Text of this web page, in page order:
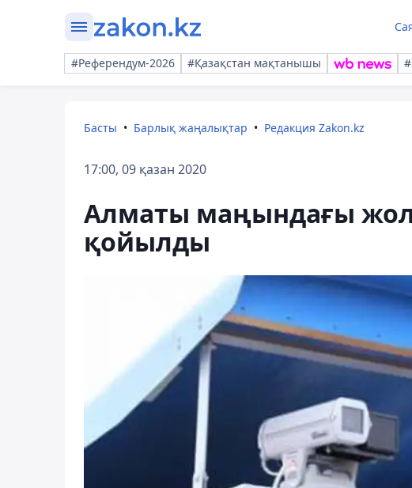
#Референдум-2026 #Қазақстан мақтанышы
Басты Барлық жаңалықтар Редакция Zakon.kz
17:00, 09 қазан 2020
Алматы маңындағы
қойылды